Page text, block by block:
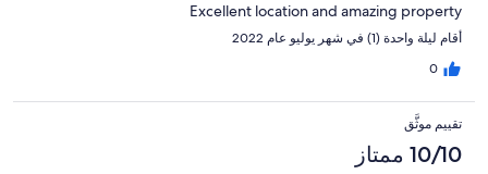
Excellent location and amazing property
أقام ليلة واحدة (1) في شهر يوليو عام 2022
0
تقييم موثَّق
10/10 ممتاز